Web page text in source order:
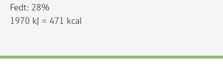
Fedt: 28%
1970 kJ = 471 kcal